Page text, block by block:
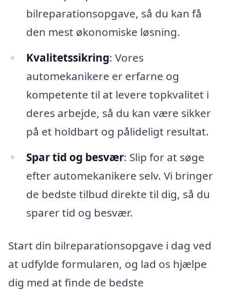
bilreparationsopgave, så du kan få
den mest økonomiske løsning.
Kvalitetssikring: Vores
automekanikere er erfarne og
kompetente til at levere topkvalitet i
deres arbejde, så du kan være sikker
på et holdbart og pålideligt resultat.
Spar tid og besvær: Slip for at søge
efter automekanikere selv. Vi bringer
de bedste tilbud direkte til dig, så du
sparer tid og besvær.
Start din bilreparationsopgave i dag ved
at udfylde formularen, og lad os hjælpe
dig med at finde de bedste